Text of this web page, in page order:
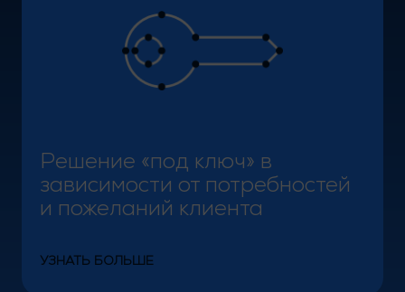
Решение «под ключ» в
зависимости от потребностей
и пожеланий клиента
УЗНАТЬ БОЛЬШЕ